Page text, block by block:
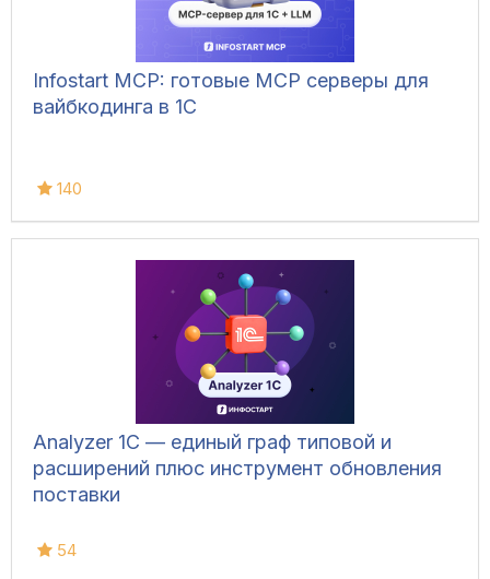
Infostart MCP: готовые MCP серверы для
вайбкодинга в 1С
140
Analyzer 1C — единый граф типовой и
расширений плюс инструмент обновления
поставки
54